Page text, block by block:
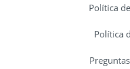
Política
Política